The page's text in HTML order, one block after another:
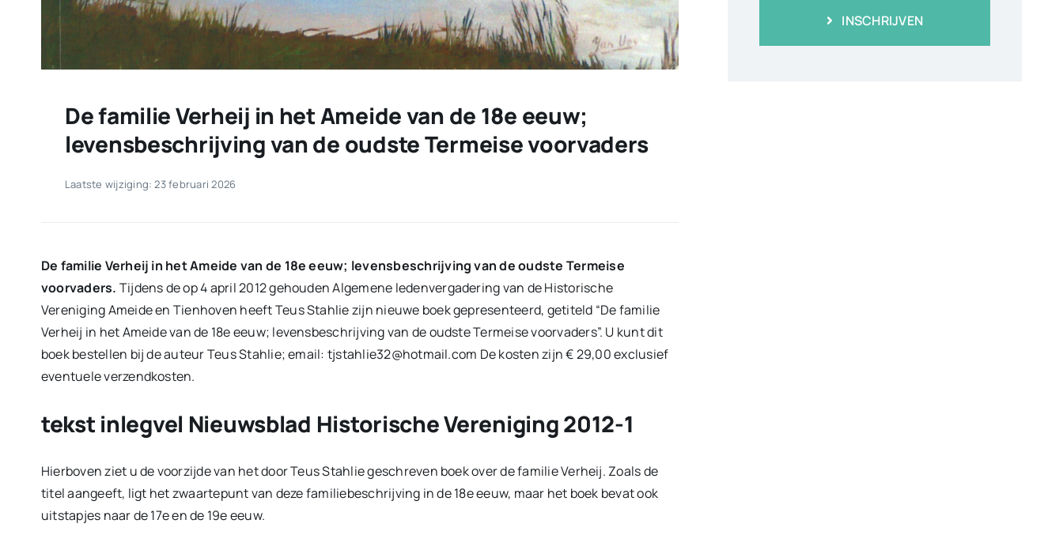
De familie Verheij in het Ameide van de 18e eeuw;
levensbeschrijving van de oudste Termeise voorvaders
Laatste wijziging: 23 februari 2026
De familie Verheij in het Ameide van de 18e eeuw; levensbeschrijving van de oudste Termeise
voorvaders. Tijdens de op 4 april 2012 gehouden Algemene ledenvergadering van de Historische
Vereniging Ameide en Tienhoven heeft Teus Stahlie zijn nieuwe boek gepresenteerd, getiteld “De familie
Verheij in het Ameide van de 18e eeuw; levensbeschrijving van de oudste Termeise voorvaders”. U kunt dit
boek bestellen bij de auteur Teus Stahlie; email: tjstahlie32@hotmail.com De kosten zijn € 29,00 exclusief
eventuele verzendkosten.
tekst inlegvel Nieuwsblad Historische Vereniging 2012-1
Hierboven ziet u de voorzijde van het door Teus Stahlie geschreven boek over de familie Verheij. Zoals de
titel aangeeft, ligt het zwaartepunt van deze familiebeschrijving in de 18e eeuw, maar het boek bevat ook
uitstapjes naar de 17e en de 19e eeuw.
INSCHRIJVEN